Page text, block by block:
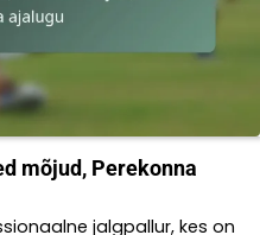
mõjud, Perekonna
jalgpallur, kes on